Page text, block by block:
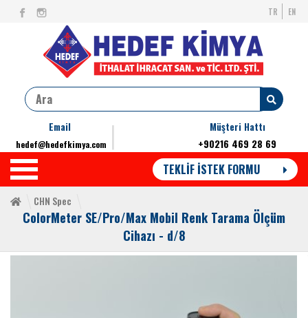
TR EN
Müşteri Hattı
+90216 469 28 69
Email
hedef@hedefkimya.com
TEKLİF İSTEK FORMU
CHN Spec
ColorMeter SE/Pro/Max Mobil Renk Tarama Ölçüm
Cihazı - d/8